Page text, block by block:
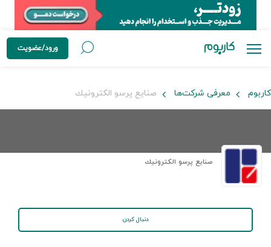
ورود/عضویت
کاربوم معرفی شرکت‌ها صنايع پرسو الكترونيك
صنايع پرسو الكترونيك
دنبال کردن